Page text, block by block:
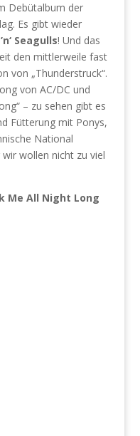
Debütalbum der
Es gibt wieder
Seagulls! Und das
den mittlerweile fast
von „Thunderstruck“.
von AC/DC und
– zu sehen gibt es
Fütterung mit Ponys,
National
wollen nicht zu viel
Me All Night Long